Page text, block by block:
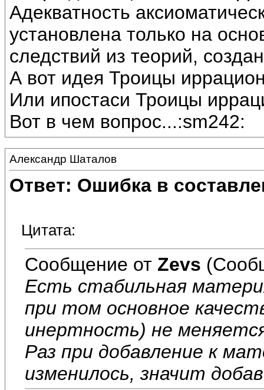
Адекватность
установлена только на
следствий из теорий,
А вот идея Троицы
Или ипостаси Троицы
Вот в чем вопрос...:sm242:
Александр Шаталов
Ответ: Ошибка в
Цитата:
Сообщение от Zevs
Есть стабильная
при том основное
инертность) не
Раз при добавление к
изменилось, значит